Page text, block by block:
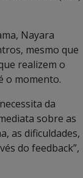
Nayara
mesmo que
realizem o
o momento.
da
sobre as
as dificuldades,
do feedback”,